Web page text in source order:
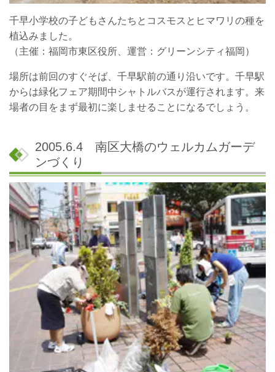
千早小学校の子どもさんたちとコスモスとヒマワリの種を
植込みました。
（主催：福岡市東区役所、運営：グリーンシティ福岡）
場所は前回のすぐそば、千早駅前の通り沿いです。千早駅
からは緑化フェア期間中シャトルバスが運行されます。来
場者の目をまず最初に楽しませることになるでしょう。
2005.6.4 南区大橋のウェルカムガーデ
ンづくり